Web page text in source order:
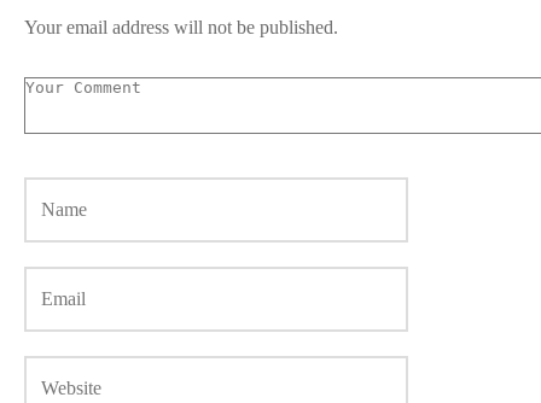
Your email address will not be published.